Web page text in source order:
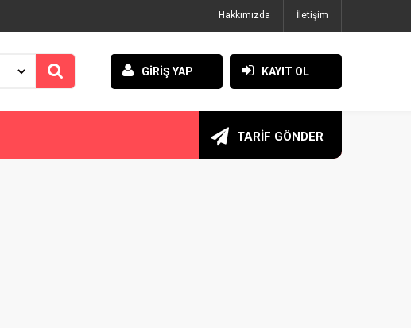
Hakkımızda İletişim
GİRİŞ YAP KAYIT OL
TARİF GÖNDER